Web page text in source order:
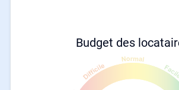
Budget des